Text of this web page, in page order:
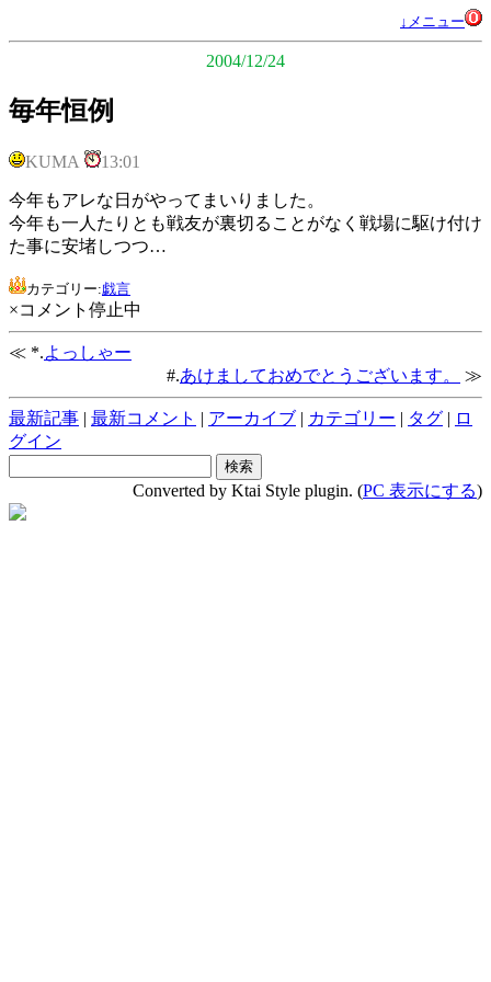
↓メニュー
2004/12/24
毎年恒例
KUMA 13:01
今年もアレな日がやってまいりました。
今年も一人たりとも戦友が裏切ることがなく戦場に駆け付け
た事に安堵しつつ…
カテゴリー:戯言
×コメント停止中
≪ *.よっしゃー
#.あけましておめでとうございます。 ≫
最新記事 | 最新コメント | アーカイブ | カテゴリー | タグ | ロ
グイン
Converted by Ktai Style plugin. (PC 表示にする)